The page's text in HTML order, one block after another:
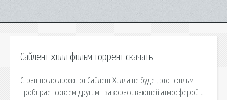
Сайлент хилл фильм торрент скачать
Страшно до дрожи от Сайлент Хилла не будет, этот фильм
пробирает совсем другим - завораживающей атмосферой и